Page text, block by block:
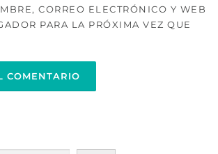
CORREO ELECTRÓNICO Y WEB
PARA LA PRÓXIMA VEZ QUE